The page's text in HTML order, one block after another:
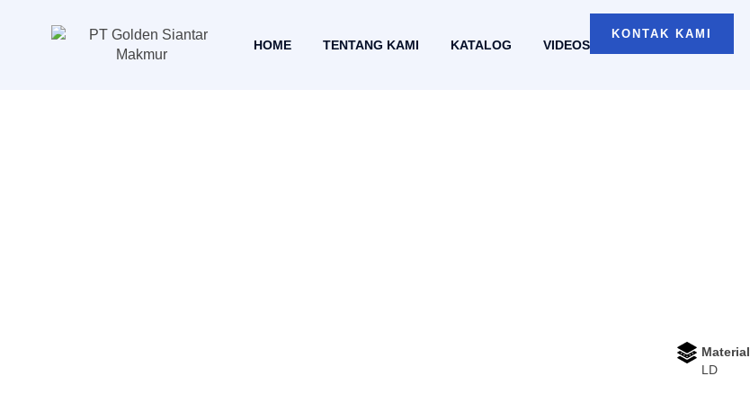
HOME TENTANG KAMI KATALOG VIDEOS
KONTAK KAMI
Material
LD